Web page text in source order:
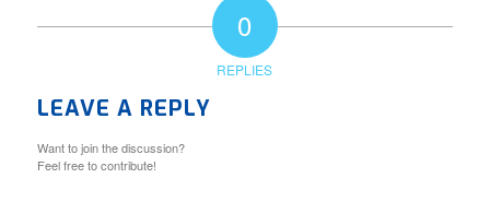
0
REPLIES
LEAVE A REPLY
Want to join the discussion?
Feel free to contribute!